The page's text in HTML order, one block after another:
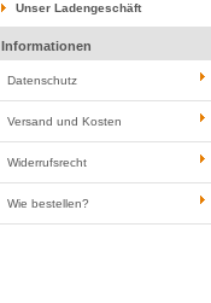
Unser Ladengeschäft
Informationen
Datenschutz
Versand und Kosten
Widerrufsrecht
Wie bestellen?